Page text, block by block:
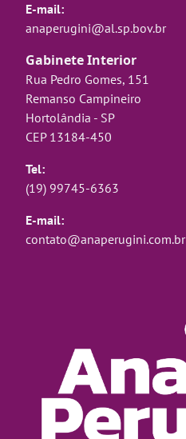
E-mail:
anaperugini@al.sp.bov.br
Gabinete Interior
Rua Pedro Gomes, 151
Remanso Campineiro
Hortolândia - SP
CEP 13184-450
Tel:
(19) 99745-6363
E-mail:
contato@anaperugini.com.br